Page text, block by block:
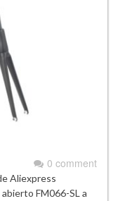
0 comment
Aliexpress
FM066-SL a